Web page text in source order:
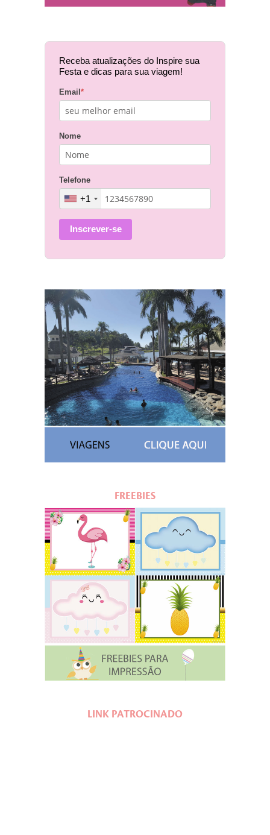
Receba atualizações do Inspire sua
Festa e dicas para sua viagem!
Email *
Nome
Telefone
+1
Inscrever-se
FREEBIES
LINK PATROCINADO